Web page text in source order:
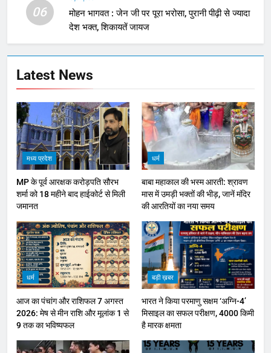
06
मोहन भागवत : जेन जी पर पूरा भरोसा, पुरानी पीढ़ी से ज्यादा
देश भक्त, शिकायतें जायज
Latest News
मध्य प्रदेश
MP के पूर्व आरक्षक करोड़पति सौरभ
शर्मा को 18 महीने बाद हाईकोर्ट से मिली
जमानत
धर्म
बाबा महाकाल की भस्म आरती: श्रावण
मास में उमड़ी भक्तों की भीड़, जानें मंदिर
की आरतियों का नया समय
धर्म
आज का पंचांग और राशिफल 7 अगस्त
2026: मेष से मीन राशि और मूलांक 1 से
9 तक का भविष्यफल
बड़ी ख़बर
भारत ने किया परमाणु सक्षम ‘अग्नि-4’
मिसाइल का सफल परीक्षण, 4000 किमी
है मारक क्षमता